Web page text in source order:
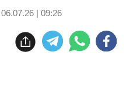
06.07.26 | 09:26